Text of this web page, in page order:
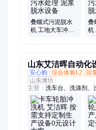
叠螺式污泥脱水
机 工地大车冲洗
叠
机
山东艾洁晖自动化
安心购
综合体验L2 回
山东潍坊
主营： 洗车台、洗涤剂、
冲洗设备、调试机器、
材、生产设备、触点开
车平台、清洗设备、感
嘴、保温系统、高压喷头